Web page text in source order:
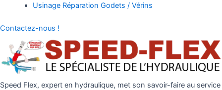
Usinage Réparation Godets / Vérins
Contactez-nous !
Speed Flex, expert en hydraulique, met son savoir-faire au service